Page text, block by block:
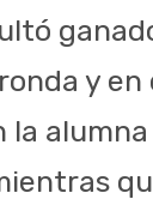
y en
la